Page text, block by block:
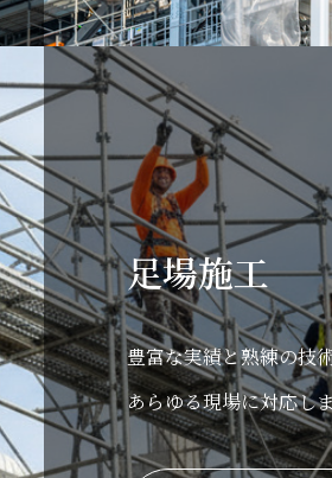
足場施工
豊富な実績と熟練の技
あらゆる現場に対応し